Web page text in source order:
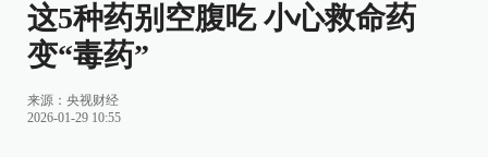
这5种药别空腹吃 小心救命药
变“毒药”
来源： 央视财经
2026-01-29 10:55